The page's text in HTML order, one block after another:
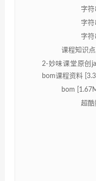
字符
字符
字符
课程知识
2-妙味课堂原创
bom课程资料
bom
超酷